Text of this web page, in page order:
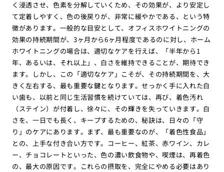
く浸透させ、色素を分解していくため、その効果が、より安定し
て定着しやすく、色の後戻りが、非常に緩やかである、という特
徴があります。一般的な目安として、オフィスホワイトニングの
効果の持続期間が、3ヶ月から6ヶ月程度であるのに対し、ホーム
ホワイトニングの場合は、適切なケアを行えば、「半年から1
年、あるいは、それ以上」、白さを維持できることが、期待でき
ます。しかし、この「適切なケア」こそが、その持続期間を、大
きく左右する、最も重要な鍵となります。せっかく手に入れた白
い歯も、以前と同じ生活習慣を続けていては、再び、着色汚れ
（ステイン）が付着し、徐々に、その輝きを失っていきます。白
さを、一日でも長く、キープするための、秘訣は、日々の「守
り」のケアにあります。まず、最も重要なのが、「着色性食品」
との、上手な付き合い方です。コーヒー、紅茶、赤ワイン、カレ
ー、チョコレートといった、色の濃い飲食物や、喫煙は、再着色
の、最大の原因です。これらの摂取を、完全にやめる必要はあり